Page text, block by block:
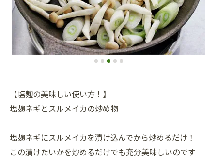
【塩麹の美味しい使い方！】
塩麹ネギとスルメイカの炒め物
塩麹ネギにスルメイカを漬け込んでから炒めるだけ！
この漬けたいかを炒めるだけでも充分美味しいのです